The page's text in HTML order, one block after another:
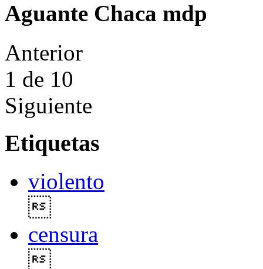
Aguante Chaca mdp
Anterior
1 de 10
Siguiente
Etiquetas
violento
censura